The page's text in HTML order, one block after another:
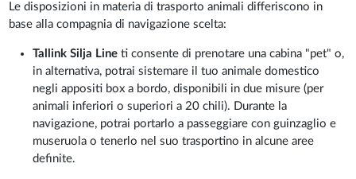
Le disposizioni in materia di trasporto animali differiscono in
base alla compagnia di navigazione scelta:
Tallink Silja Lineti consente di prenotare una cabina "pet" o,
in alternativa, potrai sistemare il tuo animale domestico
negli appositi box a bordo, disponibili in due misure (per
animali inferiori o superiori a 20 chili). Durante la
navigazione, potrai portarlo a passeggiare con guinzaglio e
museruola o tenerlo nel suo trasportino in alcune aree
definite.